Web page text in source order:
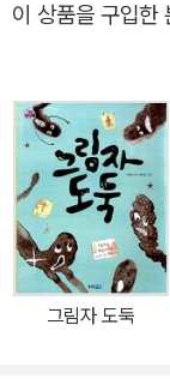
성장 동화로, ‘사계절 중
절대 빼놓을 수 없는
으로나 정신적으로
익숙한 세계를 벗어
일생일대의 사건을
이 되는 이야기는 문
장 잘 구현할 수 있
에는 중요한 모티프
화에서 길 찾기는
이 상품을 구입한
그림자 도둑